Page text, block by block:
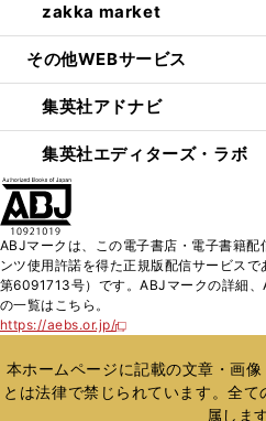
zakka market
その他WEBサービス
集英社アドナビ
集英社エディターズ・ラボ
ABJマークは、この電子書店・電子書籍
ンツ使用許諾を得た正規版配信サービス
第6091713号）です。ABJマークの詳細
の一覧はこちら。
https://aebs.or.jp/
新
い
ィ
本ホームページに記載の文章・画
とは法律で禁じられています。全
属しま